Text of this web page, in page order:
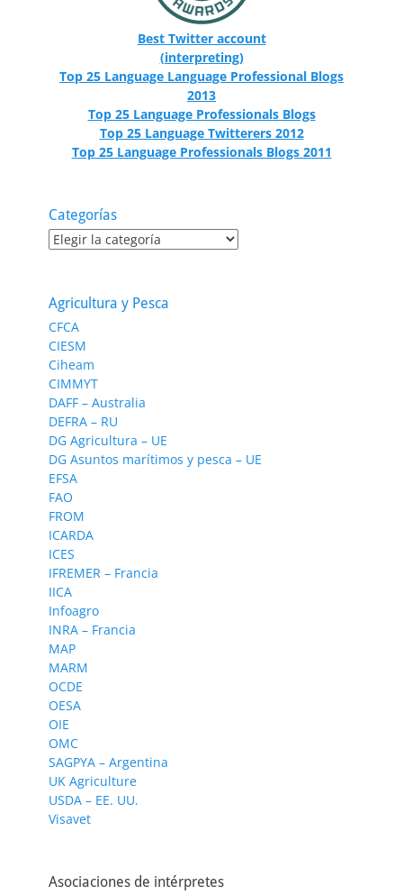
Best Twitter account
(interpreting)
Top 25 Language Language Professional Blogs
2013
Top 25 Language Professionals Blogs
Top 25 Language Twitterers 2012
Top 25 Language Professionals Blogs 2011
Categorías
Categorías
Agricultura y Pesca
CFCA
CIESM
Ciheam
CIMMYT
DAFF – Australia
DEFRA – RU
DG Agricultura – UE
DG Asuntos marítimos y pesca – UE
EFSA
FAO
FROM
ICARDA
ICES
IFREMER – Francia
IICA
Infoagro
INRA – Francia
MAP
MARM
OCDE
OESA
OIE
OMC
SAGPYA – Argentina
UK Agriculture
USDA – EE. UU.
Visavet
Asociaciones de intérpretes